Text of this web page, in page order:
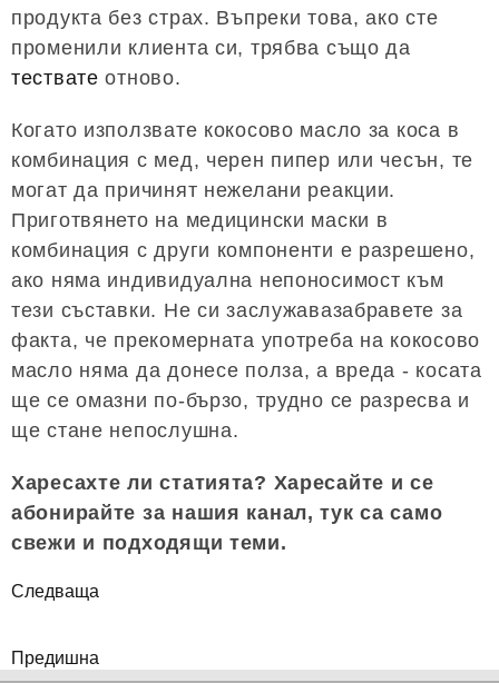
продукта без страх. Въпреки това, ако сте
променили клиента си, трябва също да
тествате отново.
Когато използвате кокосово масло за коса в
комбинация с мед, черен пипер или чесън, те
могат да причинят нежелани реакции.
Приготвянето на медицински маски в
комбинация с други компоненти е разрешено,
ако няма индивидуална непоносимост към
тези съставки. Не си заслужавазабравете за
факта, че прекомерната употреба на кокосово
масло няма да донесе полза, а вреда - косата
ще се омазни по-бързо, трудно се разресва и
ще стане непослушна.
Харесахте ли статията? Харесайте и се
абонирайте за нашия канал, тук са само
свежи и подходящи теми.
Следваща
Предишна